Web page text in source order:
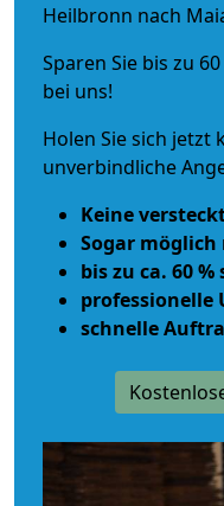
Heilbronn nach
Sparen Sie bis zu
bei uns!
Holen Sie sich jetzt
unverbindliche
Keine
Sogar
bis zu ca. 60 %
professionelle
schnelle